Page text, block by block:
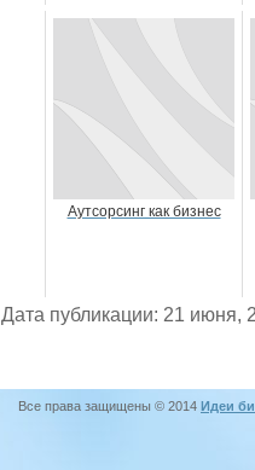
Аутсорсинг как бизнес
Дата публикации: 21 июня,
Все права защищены © 2014 Идеи